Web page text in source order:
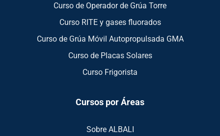
Curso de Operador de Grúa Torre
Curso RITE y gases fluorados
Curso de Grúa Móvil Autopropulsada GMA
Curso de Placas Solares
Curso Frigorista
Cursos por Áreas
Sobre ALBALI